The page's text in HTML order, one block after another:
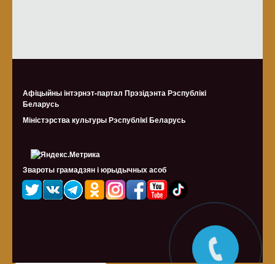
Афіцыйны інтэрнэт-партал Прэзідэнта Рэспублікі
Беларусь
Міністэрства культуры Рэспублiкi Беларусь
Звароты грамадзян і юрыдычных асоб